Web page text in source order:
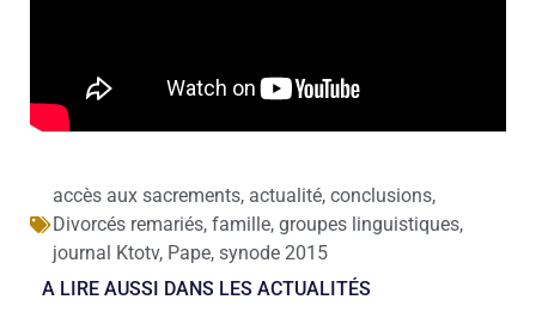
accès aux sacrements, actualité, conclusions,
Divorcés remariés, famille, groupes linguistiques,
journal Ktotv, Pape, synode 2015
A LIRE AUSSI DANS LES ACTUALITÉS